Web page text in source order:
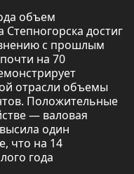
объем
достиг
с прошлым
на 70
отрасли объемы
Положительные
— валовая
один
что на 14
года